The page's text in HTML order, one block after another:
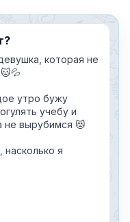
которая не
утро бужу
учебу и
не вырубимся 😻
я